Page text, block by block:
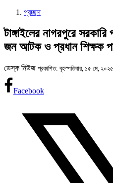
প্রচ্ছদ
টাঙ্গাইলের নাগরপুরে
জন আটক ও প্রধান শিক্ষক
ডেস্ক নিউজ প্রকাশিত: বৃহস্পতিবার, ১৫ মে,
Facebook